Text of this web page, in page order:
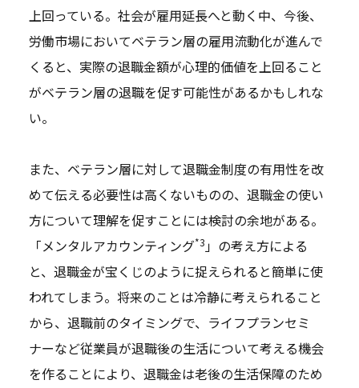
上回っている。社会が雇用延長へと動く中、今後、
労働市場においてベテラン層の雇用流動化が進んで
くると、実際の退職金額が心理的価値を上回ること
がベテラン層の退職を促す可能性があるかもしれな
い。
また、ベテラン層に対して退職金制度の有用性を改
めて伝える必要性は高くないものの、退職金の使い
方について理解を促すことには検討の余地がある。
「メンタルアカウンティング*3 」の考え方による
と、退職金が宝くじのように捉えられると簡単に使
われてしまう。将来のことは冷静に考えられること
から、退職前のタイミングで、ライフプランセミ
ナーなど従業員が退職後の生活について考える機会
を作ることにより、退職金は老後の生活保障のため